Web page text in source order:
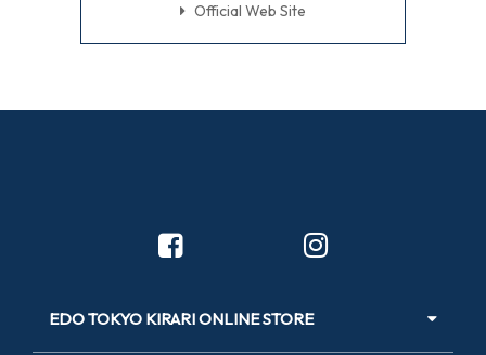
Official Web Site
EDO TOKYO KIRARI ONLINE STORE